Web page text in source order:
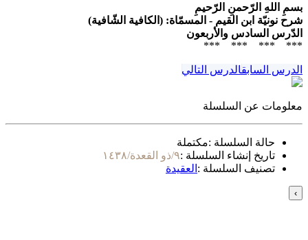
بسمِ اللهِ الرّحمنِ الرّحيمِ
شرح نونيّة ابن القيم - المسمّاة: (الكافية الشّافية)
الدّرس السادس والأربعون
*** *** *** ***
الدرس السابقالدرس التالي
معلومات عن السلسلة
حالة السلسلة :مكتملة
تاريخ إنشاء السلسلة :٩/ذو القعدة/١٤٣٨
تصنيف السلسلة : العقيدة
›